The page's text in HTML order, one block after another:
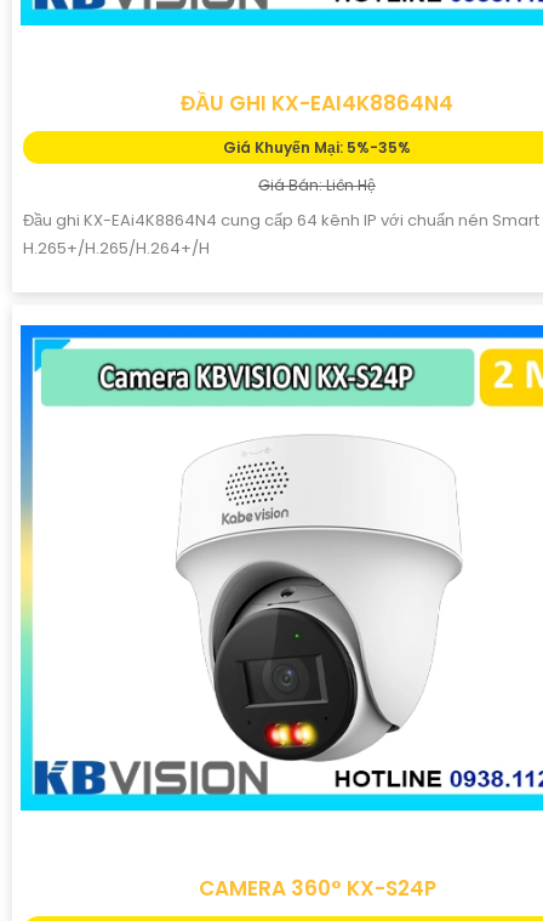
ĐẦU GHI KX-EAI4K8864N4
Giá Khuyến Mại: 5%-35%
Giá Bán: Liên Hệ
Đầu ghi KX-EAi4K8864N4 cung cấp 64 kênh IP với chuẩn nén Smart
H.265+/H.265/H.264+/H
CAMERA 360° KX-S24P